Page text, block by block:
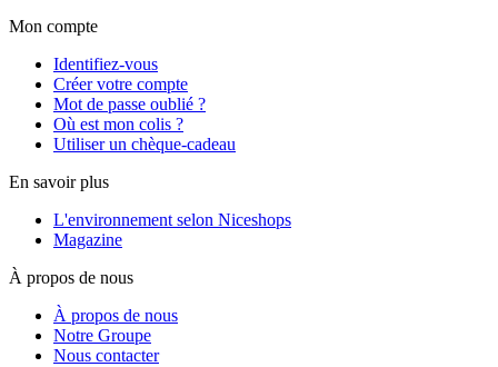
Mon compte
Identifiez-vous
Créer votre compte
Mot de passe oublié ?
Où est mon colis ?
Utiliser un chèque-cadeau
En savoir plus
L'environnement selon Niceshops
Magazine
À propos de nous
À propos de nous
Notre Groupe
Nous contacter